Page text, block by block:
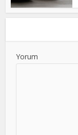
Yorum